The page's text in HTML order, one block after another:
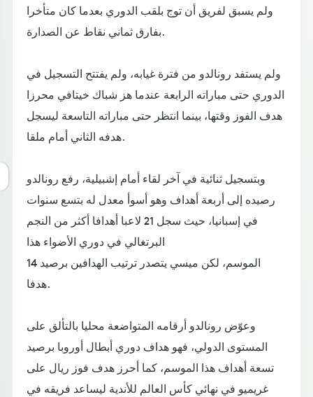
ولم يسبق لفريق أن توج بلقب الدوري بعدما كان متأخرا
بفارق ثماني نقاط عن الصدارة.
ولم يستفد رونالدو من فترة غيابه، ولم يفتتح التسجيل في
الدوري حتى مباراته الرابعة عندما هز شباك خيتافي محرزا
هدف الفوز وقتها، بينما انتظر حتى مباراته التاسعة ليسجل
هدفه الثاني أمام ملقا.
وبتسجيل ثنائية في آخر لقاء أمام إشبيلية، رفع رونالدو
رصيده إلى أربعة أهداف وهو أسوأ معدل له بتسع سنوات
في إسبانيا، حيث سجل 21 لاعبا أهدافا أكثر من النجم
البرتغالي في دوري الأضواء هذا
الموسم، لكن ميسي يتصدر ترتيب الهدافين برصيد 14
هدفا.
وعوّض رونالدو أرقامه المتواضعة محليا بالتألق على
المستوى الدولي، فهو هداف دوري أبطال أوروبا برصيد
تسعة أهداف هذا الموسم، كما أحرز هدف فوز ريال على
غريميو في نهائي كأس العالم للأندية ليساعد فريقه في